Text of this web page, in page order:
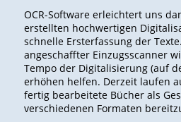
OCR-Software erleichtert uns
erstellten hochwertigen
schnelle Ersterfassung der
angeschaffter Einzugsscanner
Tempo der Digitalisierung (auf
erhöhen helfen. Derzeit laufen
fertig bearbeitete Bücher als
verschiedenen Formaten